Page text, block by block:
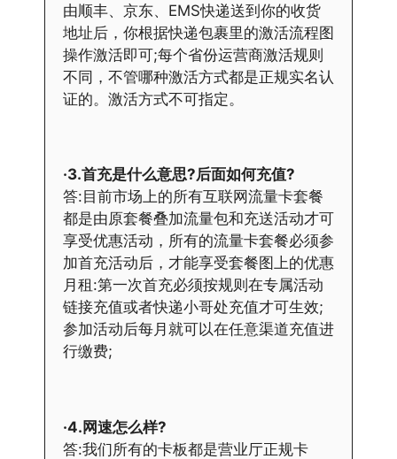
由顺丰、京东、EMS快递送到你的收货
地址后，你根据快递包裹里的激活流程图
操作激活即可;每个省份运营商激活规则
不同，不管哪种激活方式都是正规实名认
证的。激活方式不可指定。
·3.首充是什么意思?后面如何充值?
答:目前市场上的所有互联网流量卡套餐
都是由原套餐叠加流量包和充送活动才可
享受优惠活动，所有的流量卡套餐必须参
加首充活动后，才能享受套餐图上的优惠
月租:第一次首充必须按规则在专属活动
链接充值或者快递小哥处充值才可生效;
参加活动后每月就可以在任意渠道充值进
行缴费;
·4.网速怎么样?
答:我们所有的卡板都是营业厅正规卡